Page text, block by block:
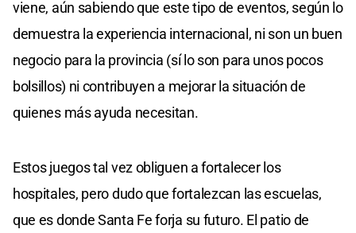
viene, aún sabiendo que este tipo de eventos, según lo
demuestra la experiencia internacional, ni son un buen
negocio para la provincia (sí lo son para unos pocos
bolsillos) ni contribuyen a mejorar la situación de
quienes más ayuda necesitan.
Estos juegos tal vez obliguen a fortalecer los
hospitales, pero dudo que fortalezcan las escuelas,
que es donde Santa Fe forja su futuro. El patio de